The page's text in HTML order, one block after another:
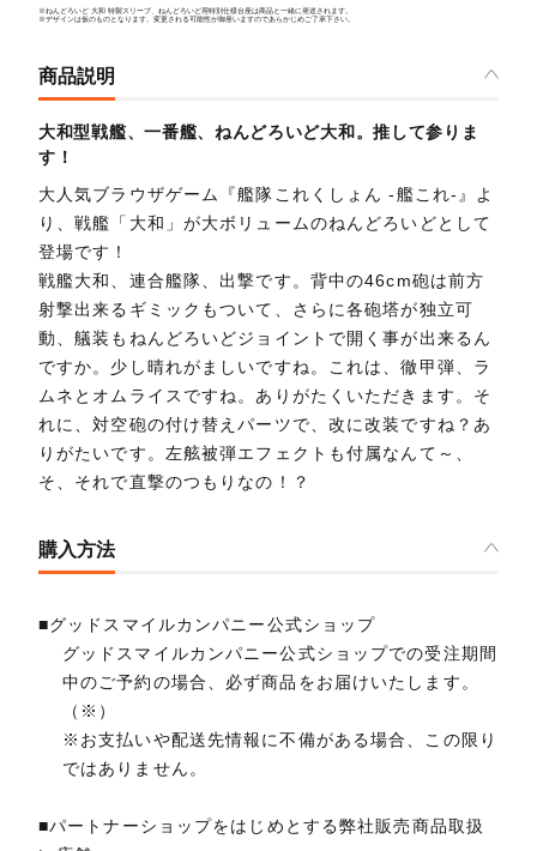
※ねんどろいど 大和 特製スリーブ、ねんどろいど用特別仕様台座は商品と一緒に発送されます。
※デザインは仮のものとなります。変更される可能性が御座いますのであらかじめご了承下さい。
商品説明
大和型戦艦、一番艦、ねんどろいど大和。推して参りま
す！
大人気ブラウザゲーム『艦隊これくしょん -艦これ-』よ
り、戦艦「大和」が大ボリュームのねんどろいどとして
登場です！
戦艦大和、連合艦隊、出撃です。背中の46cm砲は前方
射撃出来るギミックもついて、さらに各砲塔が独立可
動、艤装もねんどろいどジョイントで開く事が出来るん
ですか。少し晴れがましいですね。これは、徹甲弾、ラ
ムネとオムライスですね。ありがたくいただきます。そ
れに、対空砲の付け替えパーツで、改に改装ですね？あ
りがたいです。左舷被弾エフェクトも付属なんて～、
そ、それで直撃のつもりなの！？
購入方法
■グッドスマイルカンパニー公式ショップ
グッドスマイルカンパニー公式ショップでの受注期間
中のご予約の場合、必ず商品をお届けいたします。
（※）
※お支払いや配送先情報に不備がある場合、この限り
ではありません。
■パートナーショップをはじめとする弊社販売商品取扱